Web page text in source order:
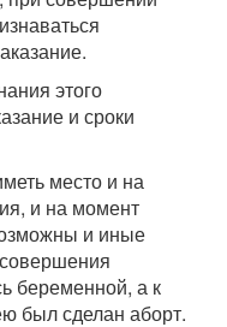
этого
и сроки
место и на
и на момент
и иные
беременной, а к
был сделан аборт.